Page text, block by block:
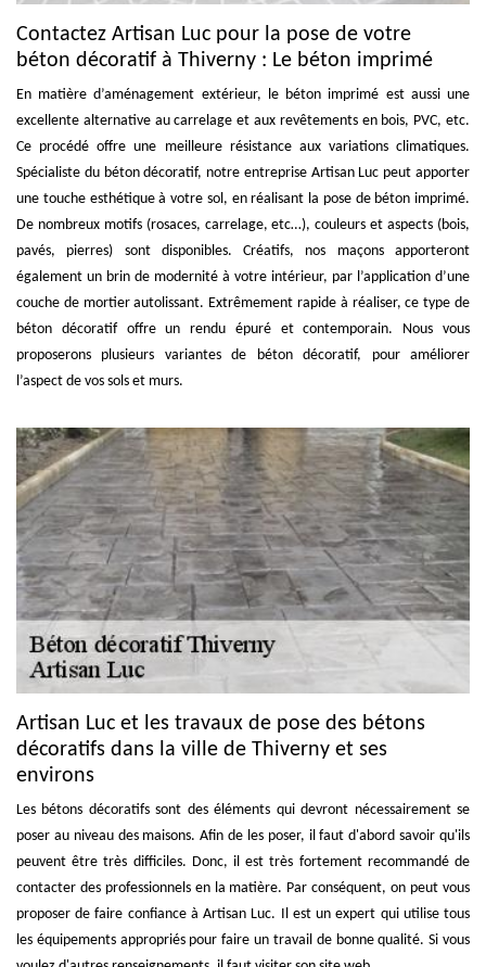
Contactez Artisan Luc pour la pose de votre
béton décoratif à Thiverny : Le béton imprimé
En matière d’aménagement extérieur, le béton imprimé est aussi une
excellente alternative au carrelage et aux revêtements en bois, PVC, etc.
Ce procédé offre une meilleure résistance aux variations climatiques.
Spécialiste du béton décoratif, notre entreprise Artisan Luc peut apporter
une touche esthétique à votre sol, en réalisant la pose de béton imprimé.
De nombreux motifs (rosaces, carrelage, etc…), couleurs et aspects (bois,
pavés, pierres) sont disponibles. Créatifs, nos maçons apporteront
également un brin de modernité à votre intérieur, par l’application d’une
couche de mortier autolissant. Extrêmement rapide à réaliser, ce type de
béton décoratif offre un rendu épuré et contemporain. Nous vous
proposerons plusieurs variantes de béton décoratif, pour améliorer
l’aspect de vos sols et murs.
Artisan Luc et les travaux de pose des bétons
décoratifs dans la ville de Thiverny et ses
environs
Les bétons décoratifs sont des éléments qui devront nécessairement se
poser au niveau des maisons. Afin de les poser, il faut d'abord savoir qu'ils
peuvent être très difficiles. Donc, il est très fortement recommandé de
contacter des professionnels en la matière. Par conséquent, on peut vous
proposer de faire confiance à Artisan Luc. Il est un expert qui utilise tous
les équipements appropriés pour faire un travail de bonne qualité. Si vous